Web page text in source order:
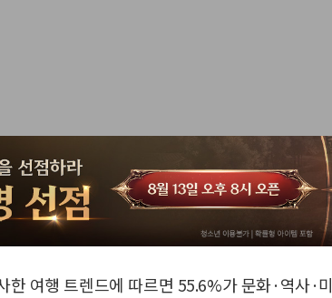
여행 트렌드에 따르면 55.6%가 문화·역사·미